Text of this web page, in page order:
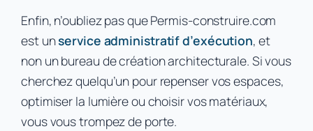
Enfin, n’oubliez pas que Permis-construire.com
est unservice administratif d’exécution, et
non un bureau de création architecturale. Si vous
cherchez quelqu’un pour repenser vos espaces,
optimiser la lumière ou choisir vos matériaux,
vous vous trompez de porte.